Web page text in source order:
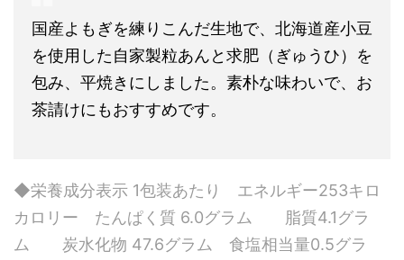
国産よもぎを練りこんだ生地で、北海道産小豆
を使用した自家製粒あんと求肥（ぎゅうひ）を
包み、平焼きにしました。素朴な味わいで、お
茶請けにもおすすめです。
◆栄養成分表示 1包装あたり エネルギー253キロ
カロリー たんぱく質 6.0グラム 脂質4.1グラ
ム 炭水化物 47.6グラム 食塩相当量0.5グラ